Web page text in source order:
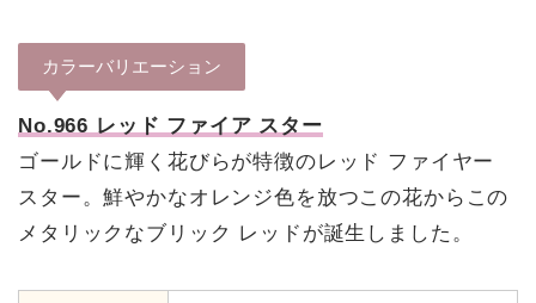
カラーバリエーション
No.966 レッド ファイア スター
ゴールドに輝く花びらが特徴のレッド ファイヤー
スター。鮮やかなオレンジ色を放つこの花からこの
メタリックなブリック レッドが誕生しました。